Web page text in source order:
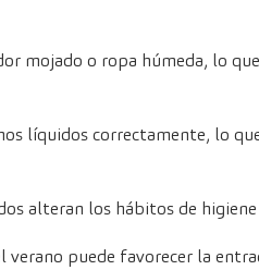
mojado o ropa húmeda, lo
líquidos correctamente, lo
alteran los hábitos de
puede favorecer la